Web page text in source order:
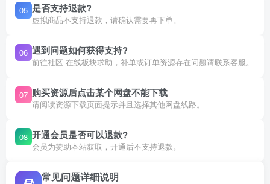
05 是否支持退款?
虚拟商品不支持退款，请确认需要再下单。
06 遇到问题如何获得支持?
前往社区-在线板块求助，补单或订单资源存在问题请联系客服。
07 购买资源后点击某个网盘不能下载
请阅读资源下载页面提示并且选择其他网盘线路。
08 开通会员是否可以退款?
会员为赞助本站获取，开通后不支持退款。
常见问题详细说明